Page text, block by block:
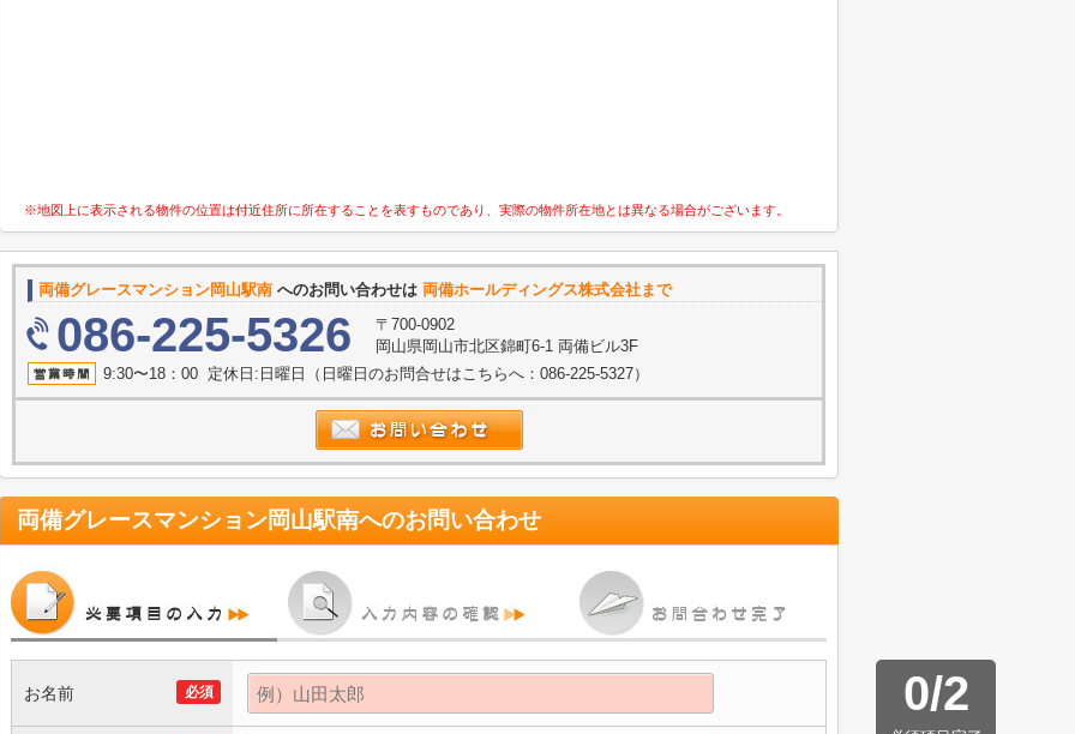
※地図上に表示される物件の位置は付近住所に所在することを表すものであり、実際の物件所在地とは異なる場合がございます。
両備グレースマンション岡山駅南 へのお問い合わせは 両備ホールディングス株式会社まで
086-225-5326
〒700-0902
岡山県岡山市北区錦町6-1 両備ビル3F
9:30〜18：00 定休日:日曜日（日曜日のお問合せはこちらへ：086-225-5327）
両備グレースマンション岡山駅南へのお問い合わせ
0/2
必須
お名前